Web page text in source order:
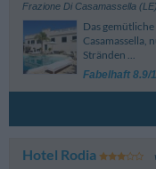
Frazione Di Casamassella (LE)
Das
Casamassella,
Stränden ...
Fabelhaft 8.9/
Hotel Rodia